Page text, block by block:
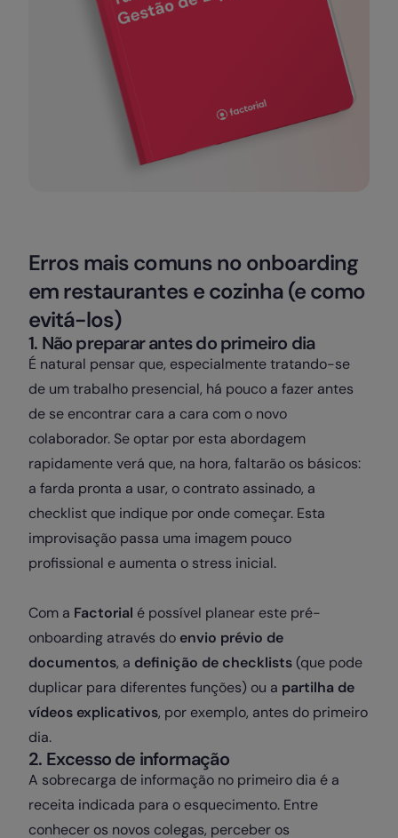
Erros mais comuns no onboarding
em restaurantes e cozinha (e como
evitá-los)
1. Não preparar antes do primeiro dia
É natural pensar que, especialmente tratando-se
de um trabalho presencial, há pouco a fazer antes
de se encontrar cara a cara com o novo
colaborador. Se optar por esta abordagem
rapidamente verá que, na hora, faltarão os básicos:
a farda pronta a usar, o contrato assinado, a
checklist que indique por onde começar. Esta
improvisação passa uma imagem pouco
profissional e aumenta o stress inicial.
Com a Factorial é possível planear este pré-
onboarding através do envio prévio de
documentos, a definição de checklists (que pode
duplicar para diferentes funções) ou a partilha de
vídeos explicativos, por exemplo, antes do primeiro
dia.
2. Excesso de informação
A sobrecarga de informação no primeiro dia é a
receita indicada para o esquecimento. Entre
conhecer os novos colegas, perceber os